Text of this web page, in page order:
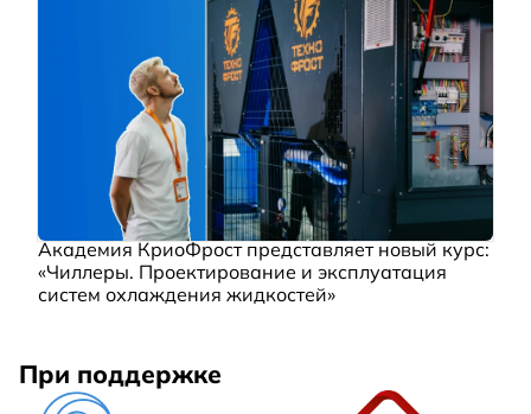
Академия КриоФрост представляет новый курс:
«Чиллеры. Проектирование и эксплуатация
систем охлаждения жидкостей»
При поддержке